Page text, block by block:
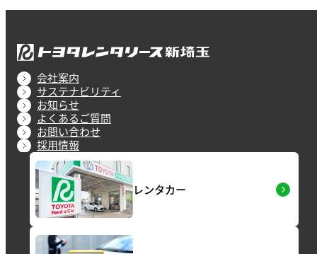
会社案内
サステナビリティ
お知らせ
よくあるご質問
お問い合わせ
採用情報
レンタカー